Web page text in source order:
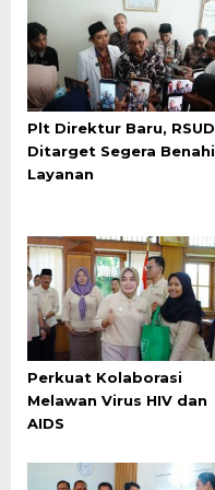
Plt Direktur Baru, RSUD
Ditarget Segera Benahi
Layanan
Perkuat Kolaborasi
Melawan Virus HIV dan
AIDS